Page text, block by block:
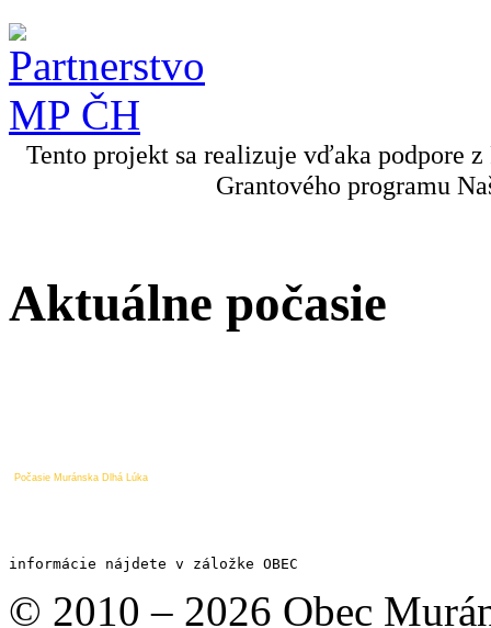
Tento projekt sa realizuje vďaka podpore
Grantového programu
Aktuálne počasie
Počasie Muránska Dlhá Lúka
informácie nájdete v záložke OBEC
© 2010 – 2026 Obec